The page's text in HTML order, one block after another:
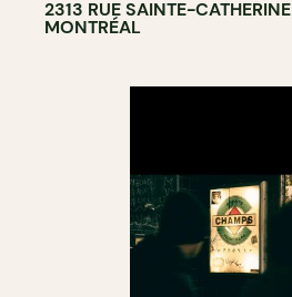
2313 RUE SAINTE-CATHERINE
MONTRÉAL